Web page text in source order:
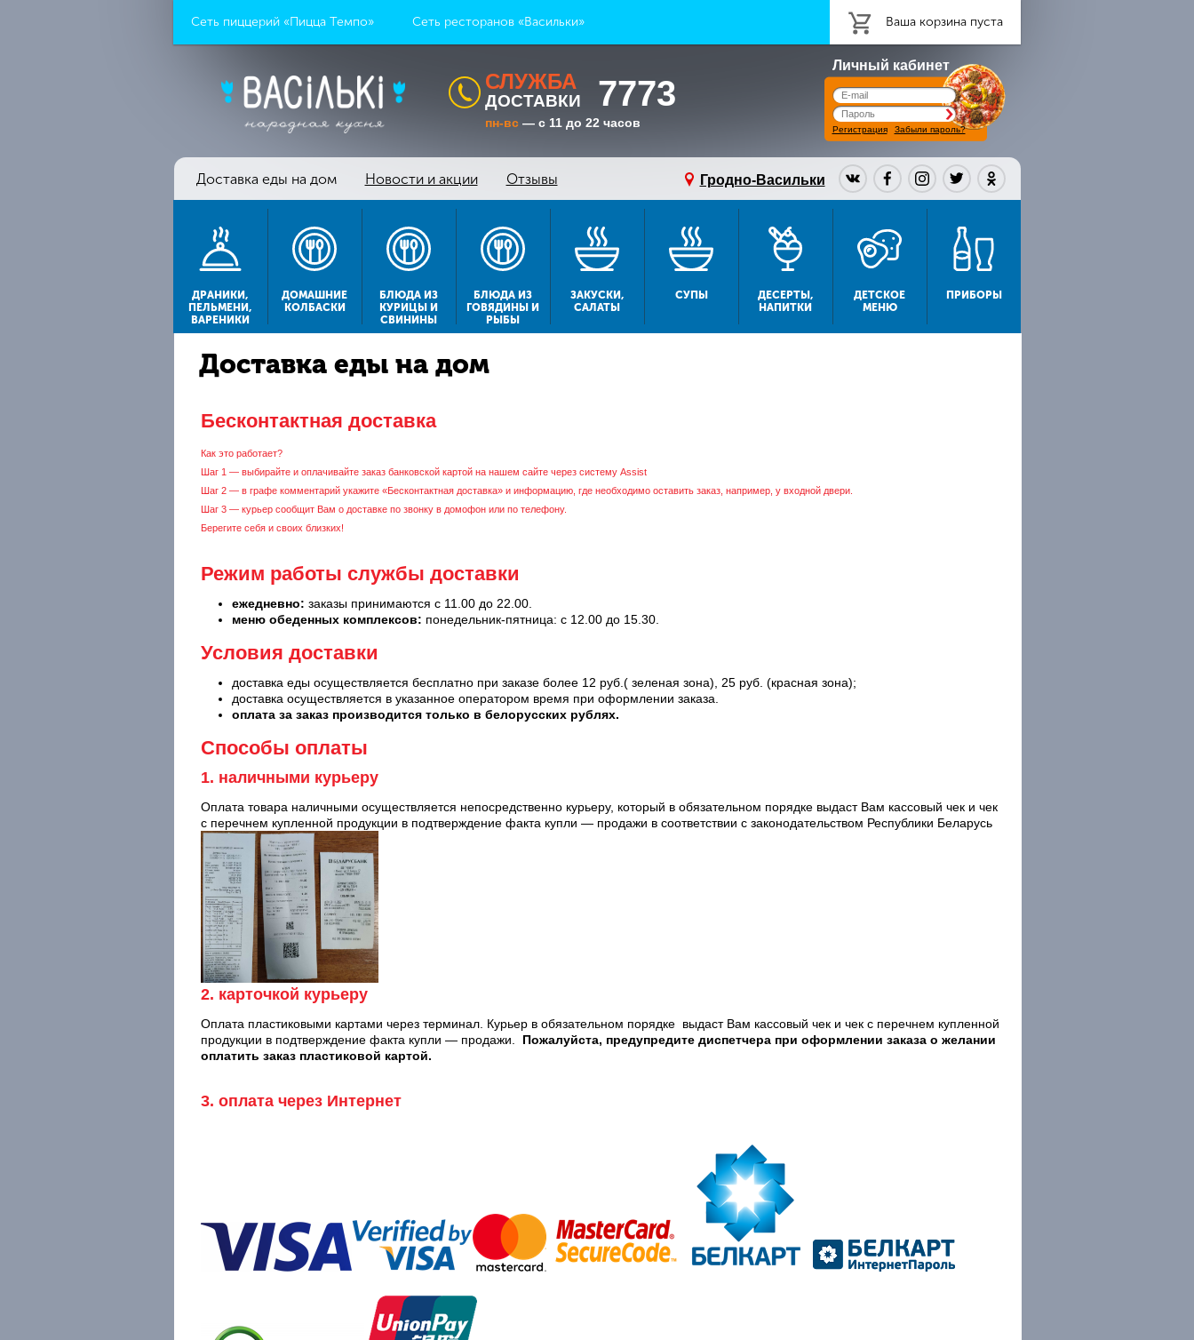
Сеть пиццерий «Пицца Темпо» Сеть ресторанов «Васильки» Ваша корзина пуста
СЛУЖБА
ДОСТАВКИ 7773
пн-вс— с 11 до 22 часов
Личный кабинет
Регистрация Забыли пароль?
Гродно-Васильки
Доставка еды на дом Новости и акции Отзывы
ДРАНИКИ,
ПЕЛЬМЕНИ,
ВАРЕНИКИ
ДОМАШНИЕ
КОЛБАСКИ
БЛЮДА ИЗ
КУРИЦЫ И
СВИНИНЫ
БЛЮДА ИЗ
ГОВЯДИНЫ И
РЫБЫ
ЗАКУСКИ,
САЛАТЫ
СУПЫ
ДЕСЕРТЫ,
НАПИТКИ
ДЕТСКОЕ
МЕНЮ
ПРИБОРЫ
Доставка еды на дом
Бесконтактная доставка
Как это работает?
Шаг 1 — выбирайте и оплачивайте заказ банковской картой на нашем сайте через систему Assist
Шаг 2 — в графе комментарий укажите «Бесконтактная доставка» и информацию, где необходимо оставить заказ, например, у входной двери.
Шаг 3 — курьер сообщит Вам о доставке по звонку в домофон или по телефону.
Берегите себя и своих близких!
Режим работы службы доставки
ежедневно: заказы принимаются с 11.00 до 22.00.
меню обеденных комплексов: понедельник-пятница: с 12.00 до 15.30.
Условия доставки
доставка еды осуществляется бесплатно при заказе более 12 руб.( зеленая зона), 25 руб. (красная зона);
доставка осуществляется в указанное оператором время при оформлении заказа.
оплата за заказ производится только в белорусских рублях.
Способы оплаты
1. наличными курьеру
Оплата товара наличными осуществляется непосредственно курьеру, который в обязательном порядке выдаст Вам кассовый чек и чек
с перечнем купленной продукции в подтверждение факта купли — продажи в соответствии с законодательством Республики Беларусь
2. карточкой курьеру
Оплата пластиковыми картами через терминал. Курьер в обязательном порядке выдаст Вам кассовый чек и чек с перечнем купленной
продукции в подтверждение факта купли — продажи. Пожалуйста, предупредите диспетчера при оформлении заказа о желании
оплатить заказ пластиковой картой.
3. оплата через Интернет